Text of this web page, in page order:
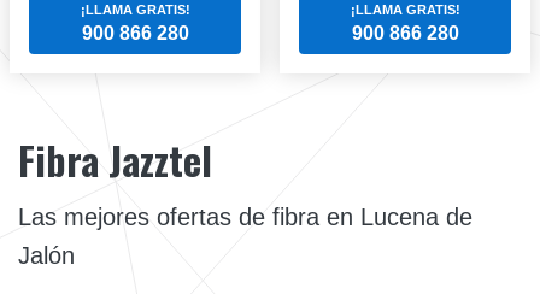
¡LLAMA GRATIS!
900 866 280
¡LLAMA GRATIS!
900 866 280
Fibra Jazztel
Las mejores ofertas de fibra en Lucena de
Jalón